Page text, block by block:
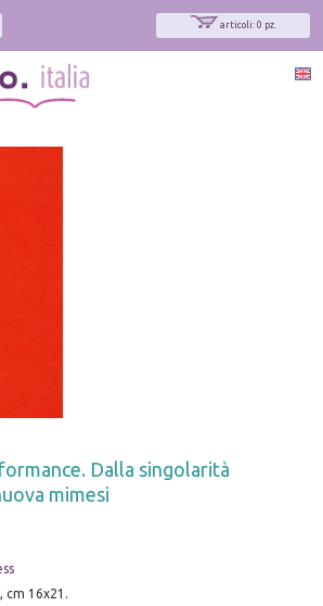
articoli: 0 pz.
Dalla singolarità
mimesi
cm 16x21.